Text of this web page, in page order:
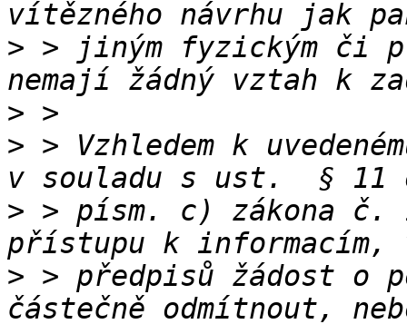
> > jiným fyzickým či
>
> > Vzhledem k
> > písm. c) zákona č.
> > předpisů žádost o